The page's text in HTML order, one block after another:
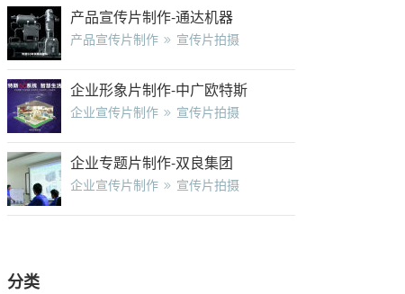
产品宣传片制作-通达机器
产品宣传片制作 宣传片拍摄
企业形象片制作-中广欧特斯
企业宣传片制作 宣传片拍摄
企业专题片制作-双良集团
企业宣传片制作 宣传片拍摄
分类